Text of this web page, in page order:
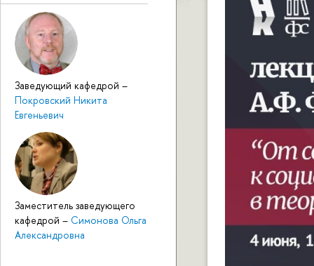
Заведующий кафедрой –
Покровский Никита
Евгеньевич
Заместитель заведующего
кафедрой – Симонова Ольга
Александровна